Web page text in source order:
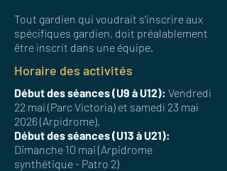
Tout gardien qui voudrait s’inscrire aux
spécifiques gardien, doit préalablement
être inscrit dans une équipe.
Horaire des activités
Début des séances (U9 à U12): Vendredi
22 mai (Parc Victoria) et samedi 23 mai
2026 (Arpidrome).
Début des séances (U13 à U21):
Dimanche 10 mai (Arpidrome
synthétique - Patro 2)